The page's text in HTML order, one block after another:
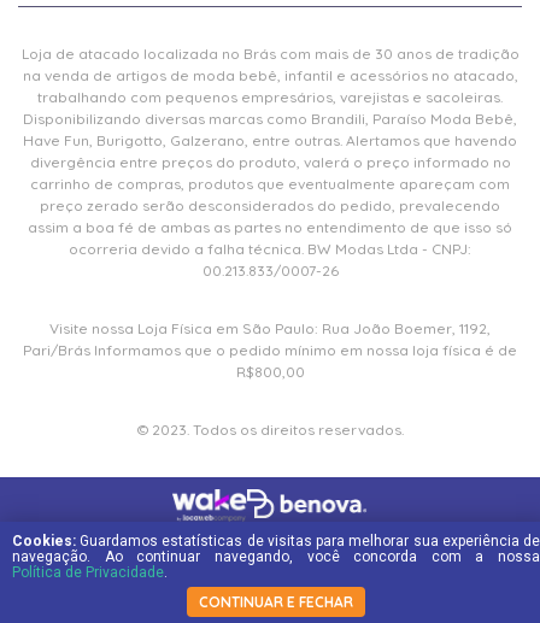
Loja de atacado localizada no Brás com mais de 30 anos de tradição
na venda de artigos de moda bebê, infantil e acessórios no atacado,
trabalhando com pequenos empresários, varejistas e sacoleiras.
Disponibilizando diversas marcas como Brandili, Paraíso Moda Bebê,
Have Fun, Burigotto, Galzerano, entre outras. Alertamos que havendo
divergência entre preços do produto, valerá o preço informado no
carrinho de compras, produtos que eventualmente apareçam com
preço zerado serão desconsiderados do pedido, prevalecendo
assim a boa fé de ambas as partes no entendimento de que isso só
ocorreria devido a falha técnica. BW Modas Ltda - CNPJ:
00.213.833/0007-26
Visite nossa Loja Física em São Paulo: Rua João Boemer, 1192,
Pari/Brás Informamos que o pedido mínimo em nossa loja física é de
R$800,00
© 2023. Todos os direitos reservados.
Cookies: Guardamos estatísticas de visitas para melhorar sua experiência de
navegação. Ao continuar navegando, você concorda com a nossa
Política de Privacidade.
CONTINUAR E FECHAR